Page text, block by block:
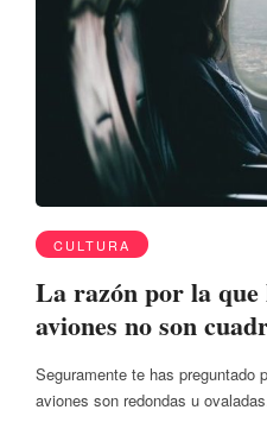
CULTURA
La razón por la que
aviones no son
Seguramente te has preguntado
aviones son redondas u